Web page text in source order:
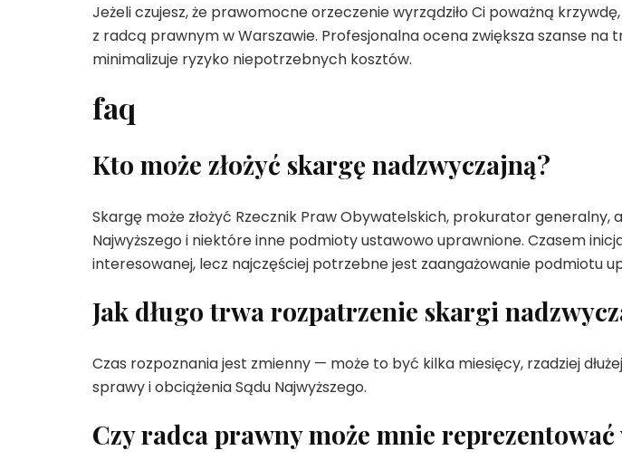
Jeżeli czujesz, że prawomocne orzeczenie wyrządziło Ci poważną
z radcą prawnym w Warszawie. Profesjonalna ocena zwiększa szanse na
minimalizuje ryzyko niepotrzebnych kosztów.
faq
Kto może złożyć skargę nadzwyczajną?
Skargę może złożyć Rzecznik Praw Obywatelskich, prokurator generalny,
Najwyższego i niektóre inne podmioty ustawowo uprawnione. Czasem
interesowanej, lecz najczęściej potrzebne jest zaangażowanie podmiotu
Jak długo trwa rozpatrzenie skargi
Czas rozpoznania jest zmienny — może to być kilka miesięcy, rzadziej
sprawy i obciążenia Sądu Najwyższego.
Czy radca prawny może mnie reprezentować